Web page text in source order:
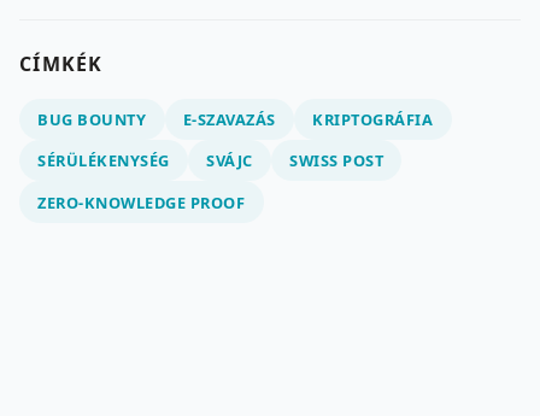
CÍMKÉK
BUG BOUNTY E-SZAVAZÁS
KRIPTOGRÁFIA
SÉRÜLÉKENYSÉG
SVÁJC
SWISS POST
ZERO-KNOWLEDGE PROOF